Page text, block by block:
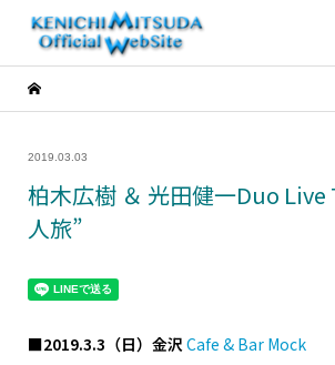
2019.03.03
柏木広樹 ＆ 光田健一Duo Live
人旅”
■2019.3.3（日）金沢Cafe & Bar Mock